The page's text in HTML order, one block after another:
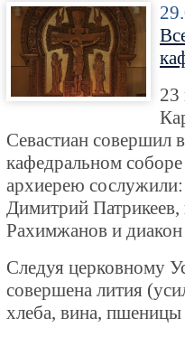
23
Севастиан совершил
кафедральном
архиерею сослужили:
Димитрий
Рахимжанов и
Следуя церковному
совершена лития
хлеба, вина, пшеницы